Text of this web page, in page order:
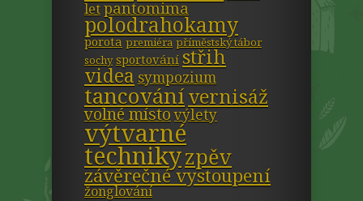
letpantomima
polodrahokamy
porota premiéra příměstský tábor
sochy sportování střih
videa sympozium
tancovánívernisáž
volné místovýlety
výtvarné
technikyzpěv
závěrečné vystoupení
žonglování